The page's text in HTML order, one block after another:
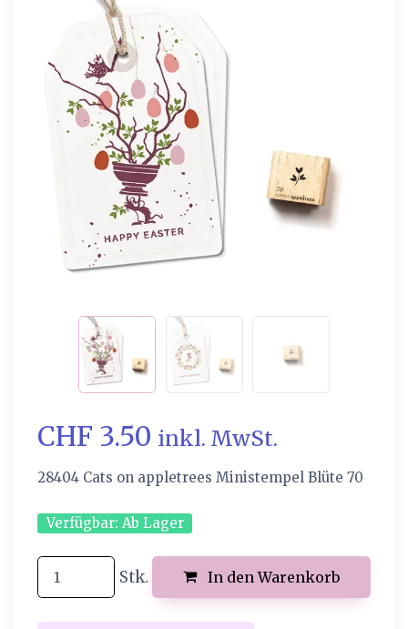
CHF 3.50 inkl. MwSt.
28404 Cats on appletrees Ministempel Blüte 70
Verfügbar: Ab Lager
Stk. In den Warenkorb